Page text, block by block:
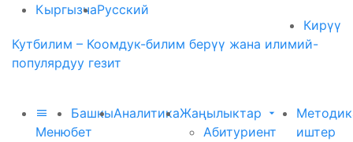
КыргызчаРусский
Кирүү
Кутбилим – Коомдук-билим берүү жана илимий-
популярдуу гезит
Меню
Башкы
бет
АналитикаЖаңылыктар
Абитуриент
иштер